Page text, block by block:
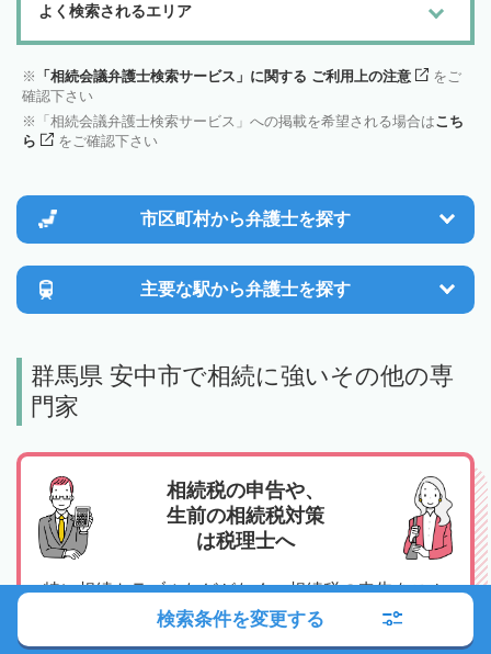
よく検索されるエリア
「相続会議弁護士検索サービス」に関する ご利用上の注意
をご
確認下さい
「相続会議弁護士検索サービス」への掲載を希望される場合はこち
ら
をご確認下さい
市区町村から弁護士を探す
主要な駅から弁護士を探す
群馬県 安中市で相続に強いその他の専
門家
相続税の申告や、
生前の相続税対策
は税理士へ
特に相続トラブルなどがなく、相続税の申告をスム
ーズにおこないたい、相続税の支払いや対策を検討
したいという場合は税理士へのご相談がおすすめで
検索条件を変更する